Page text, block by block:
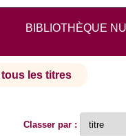
BIBLIOTHÈQUE
les titres
Classer par :